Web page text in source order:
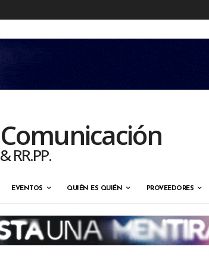
Comunicación
& RR.PP.
EVENTOS QUIÉN ES QUIÉN PROVEEDORES